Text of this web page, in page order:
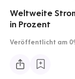
Weltweite
in Prozent
Veröffentlicht am